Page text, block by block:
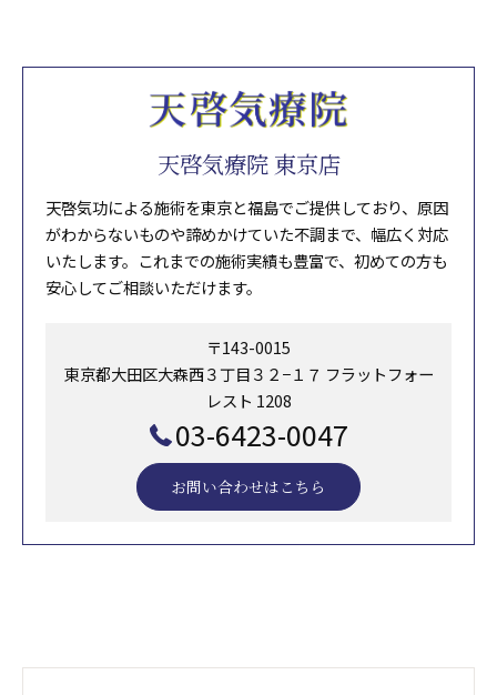
天啓気療院 東京店
天啓気功による施術を東京と福島でご提供しており、原因
がわからないものや諦めかけていた不調まで、幅広く対応
いたします。これまでの施術実績も豊富で、初めての方も
安心してご相談いただけます。
〒143-0015
東京都大田区大森西３丁目３２−１７ フラットフォー
レスト 1208
03-6423-0047
お問い合わせはこちら